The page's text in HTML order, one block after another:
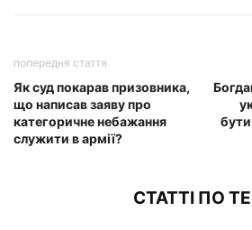
попередня стаття
Як суд покарав призовника,
що написав заяву про
категоричне небажання
служити в армії?
СТАТТІ ПО